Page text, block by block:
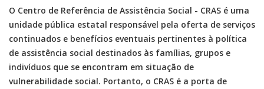
O Centro de Referência de Assistência Social - CRAS é uma
unidade pública estatal responsável pela oferta de serviços
continuados e benefícios eventuais pertinentes à política
de assistência social destinados às famílias, grupos e
indivíduos que se encontram em situação de
vulnerabilidade social. Portanto, o CRAS é a porta de